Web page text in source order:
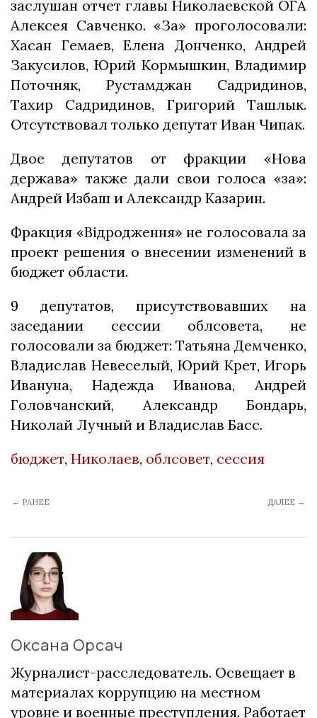
заслушан отчет главы Николаевской ОГА
Алексея Савченко. «За» проголосовали:
Хасан Гемаев, Елена Донченко, Андрей
Закусилов, Юрий Кормышкин, Владимир
Поточняк, Рустамджан Садридинов,
Тахир Садридинов, Григорий Ташлык.
Отсутствовал только депутат Иван Чипак.
Двое депутатов от фракции «Нова
держава» также дали свои голоса «за»:
Андрей Избаш и Александр Казарин.
Фракция «Відродження» не голосовала за
проект решения о внесении изменений в
бюджет области.
9 депутатов, присутствовавших на
заседании сессии облсовета, не
голосовали за бюджет: Татьяна Демченко,
Владислав Невеселый, Юрий Крет, Игорь
Ивануна, Надежда Иванова, Андрей
Головчанский, Александр Бондарь,
Николай Лучный и Владислав Басс.
бюджет, Николаев, облсовет, сессия
← РАНЕЕ ДАЛЕЕ →
Оксана Орсач
Журналист-расследователь. Освещает в
материалах коррупцию на местном
уровне и военные преступления. Работает